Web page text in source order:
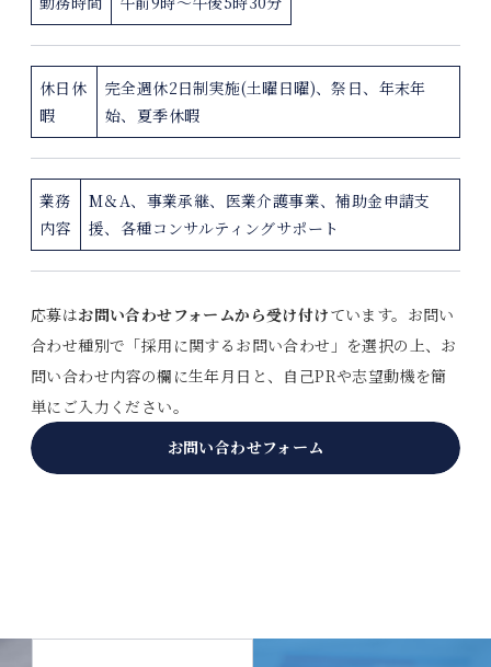
休日休
暇
完全週休2日制実施(土曜日曜)、祭日、年末年
始、夏季休暇
業務
内容
M＆A、事業承継、医業介護事業、補助金申請支
援、各種コンサルティングサポート
応募はお問い合わせフォームから受け付けています。お問い
合わせ種別で「採用に関するお問い合わせ」を選択の上、お
問い合わせ内容の欄に生年月日と、自己PRや志望動機を簡
単にご入力ください。
お問い合わせフォーム